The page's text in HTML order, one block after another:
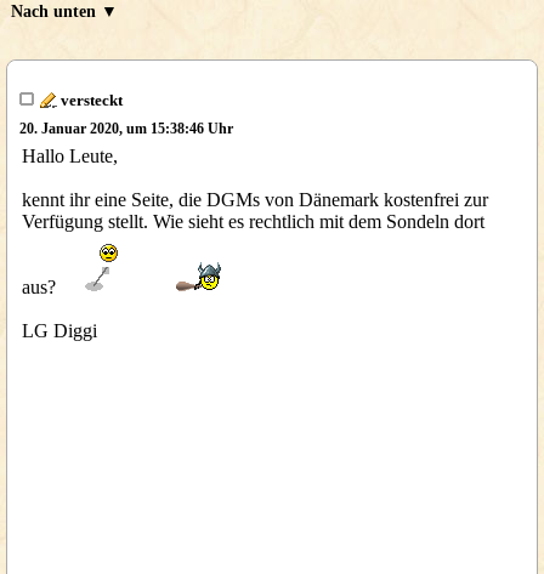
Nach unten ▼
versteckt
20. Januar 2020, um 15:38:46 Uhr
Hallo Leute,
kennt ihr eine Seite, die DGMs von Dänemark kostenfrei zur
Verfügung stellt. Wie sieht es rechtlich mit dem Sondeln dort
aus?
LG Diggi